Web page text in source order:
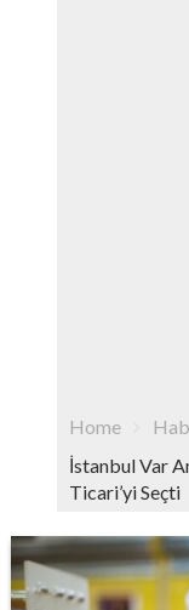
Home
İstanbul Var
Ticari’yi Seçti